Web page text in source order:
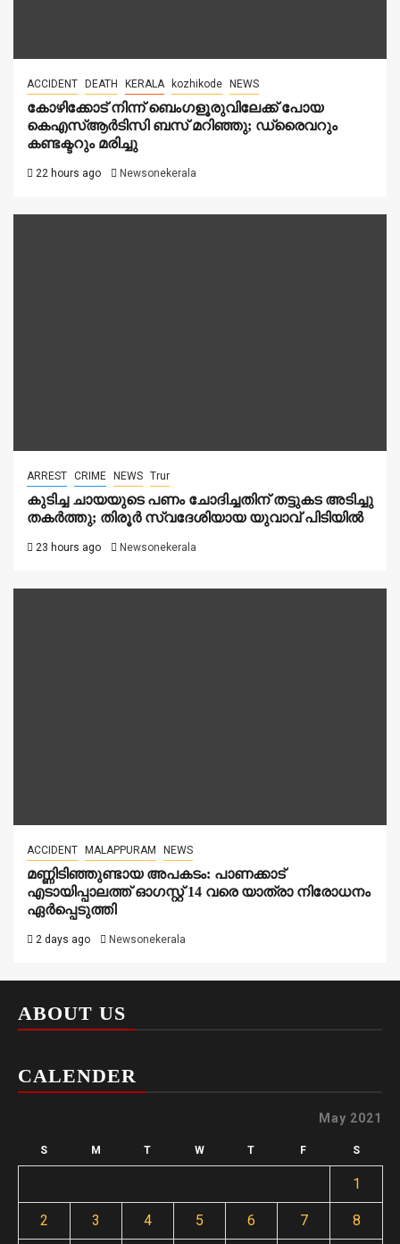
ACCIDENT DEATH KERALA kozhikode NEWS
കോഴിക്കോട് നിന്ന് ബെംഗളൂരുവിലേക്ക് പോയ
കെഎസ്ആർടിസി ബസ് മറിഞ്ഞു; ഡ്രൈവറും
കണ്ടക്ടറും മരിച്ചു
22 hours ago Newsonekerala
ARREST CRIME NEWS Trur
കുടിച്ച ചായയുടെ പണം ചോദിച്ചതിന് തട്ടുകട അടിച്ചു
തകർത്തു; തിരൂർ സ്വദേശിയായ യുവാവ് പിടിയിൽ
23 hours ago Newsonekerala
ACCIDENT MALAPPURAM NEWS
മണ്ണിടിഞ്ഞുണ്ടായ അപകടം: പാണക്കാട്
എടായിപ്പാലത്ത് ഓഗസ്റ്റ് 14 വരെ യാത്രാ നിരോധനം
ഏര്‍പ്പെടുത്തി
2 days ago Newsonekerala
ABOUT US
CALENDER
May 2021
S M T W T F S
1
2 3 4 5 6 7 8